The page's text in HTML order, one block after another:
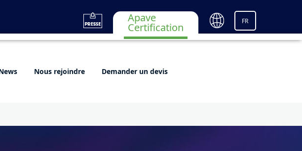
Apave
Certification FR
Nous rejoindre Demander un devis